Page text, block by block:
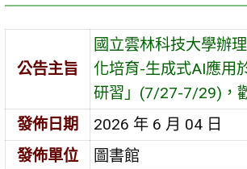
公告主旨
國立雲林科技大學辦
化培育-生成式AI應用
研習」(7/27-7/29)，
發佈日期
2026 年 6 月 04 日
發佈單位
圖書館